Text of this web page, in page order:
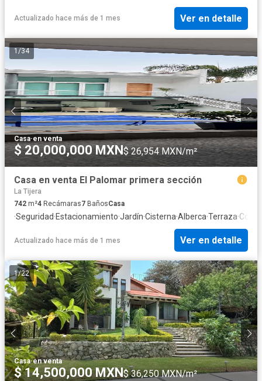
Actualizado hace más de 1 mes Ver en detalle
1 /34
Casa·en venta
$ 20,000,000 MXN$ 26,954 MXN/m²
Casa en venta El Palomar primera sección
La Tijera
742 m²4 Recámaras7 BañosCasa
·Seguridad·Estacionamiento·Jardín·Cisterna·Alberca·Terraza·
Actualizado hace más de 1 mes Ver en detalle
1/22
Casa·en venta
$ 14,500,000 MXN$ 36,250 MXN/m²